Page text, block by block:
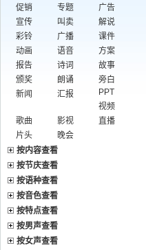
促销
专题
广告
宣传
叫卖
解说
彩铃
广播
课件
动画
语音
方案
报告
诗词
故事
颁奖
朗诵
旁白
新闻
汇报
PPT
视频
歌曲
影视
直播
片头
晚会
按内容查看
按节庆查看
按语种查看
按音色查看
按特点查看
按男声查看
按女声查看